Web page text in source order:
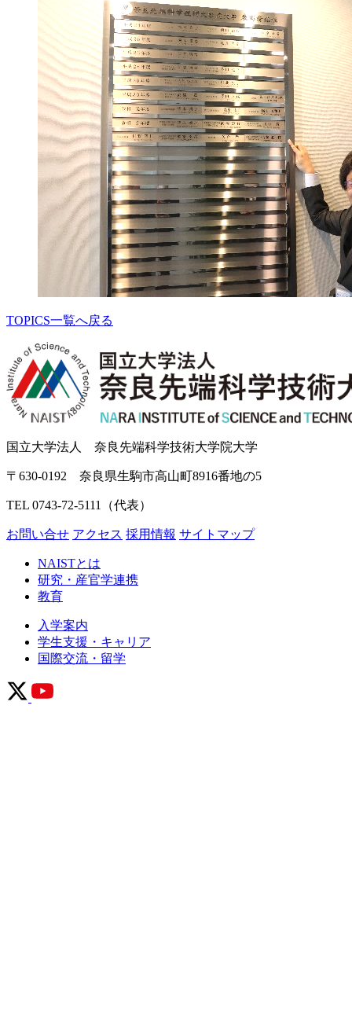
TOPICS一覧へ戻る
国立大学法人 奈良先端科学技術大学院大学
〒630-0192 奈良県生駒市高山町8916番地の5
TEL 0743-72-5111（代表）
お問い合せ アクセス 採用情報 サイトマップ
NAISTとは
研究・産官学連携
教育
入学案内
学生支援・キャリア
国際交流・留学